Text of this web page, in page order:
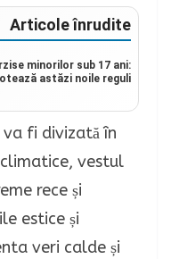
Articole înrudite
minorilor sub 17 ani:
astăzi noile reguli
va fi divizată în
vestul
rece și
estice și
veri calde și